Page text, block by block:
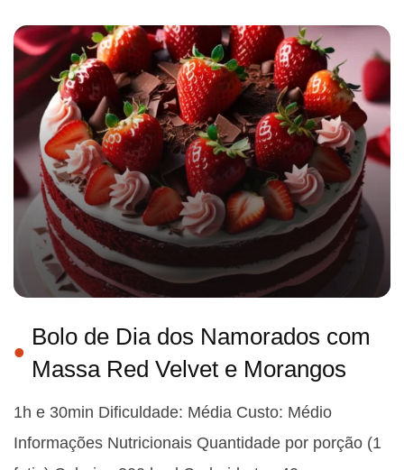
Bolo de Dia dos Namorados com
Massa Red Velvet e Morangos
1h e 30min Dificuldade: Média Custo: Médio
Informações Nutricionais Quantidade por porção (1